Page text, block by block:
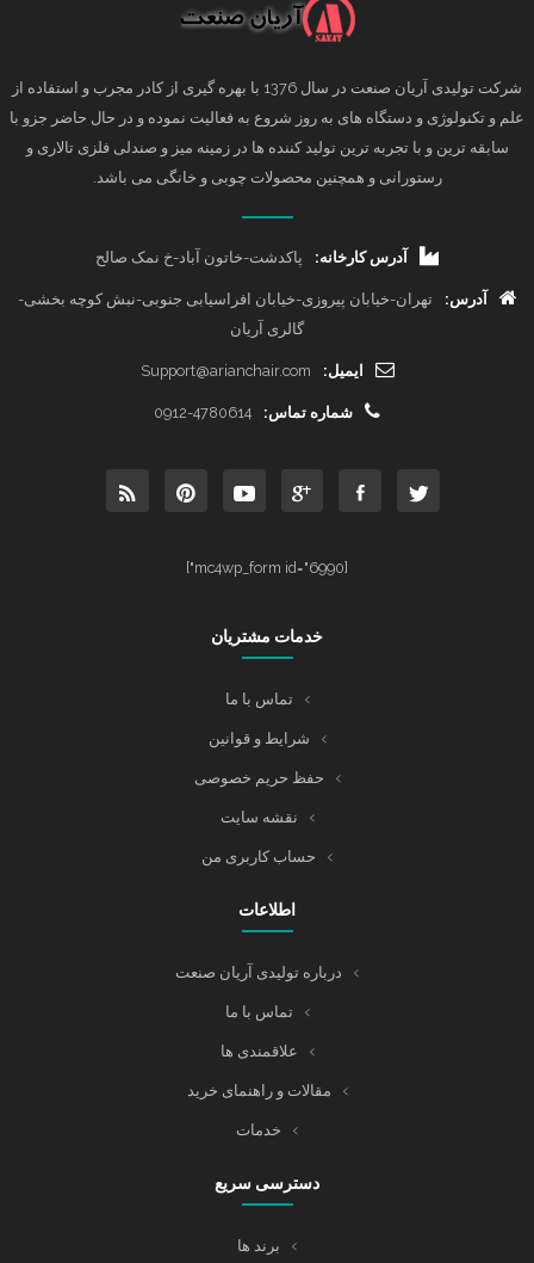
شرکت تولیدی آریان صنعت در سال 1376 با بهره گیری از کادر مجرب و استفاده از
علم و تکنولوژی و دستگاه های به روز شروع به فعالیت نموده و در حال حاضر جزو با
سابقه ترین و با تجربه ترین تولید کننده ها در زمینه میز و صندلی فلزی تالاری و
رستورانی و همچنین محصولات چوبی و خانگی می باشد.
آدرس کارخانه: پاکدشت-خاتون آباد-خ نمک صالح
آدرس:
تهران-خیابان پیروزی-خیابان افراسیابی جنوبی-نبش کوچه بخشی-
گالری آریان
ایمیل: Support@arianchair.com
شماره تماس: 0912-4780614
[mc4wp_form id="6990"]
خدمات مشتریان
تماس با ما
شرایط و قوانین
حفظ حریم خصوصی
نقشه سایت
حساب کاربری من
اطلاعات
درباره تولیدی آریان صنعت
تماس با ما
علاقمندی ها
مقالات و راهنمای خرید
خدمات
دسترسی سریع
برند ها